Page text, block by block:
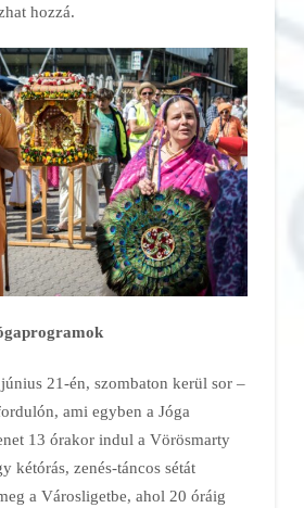
hozzá.
21-én, szombaton kerül sor –
ami egyben a Jóga
13 órakor indul a Vörösmarty
kétórás, zenés-táncos sétát
a Városligetbe, ahol 20 óráig